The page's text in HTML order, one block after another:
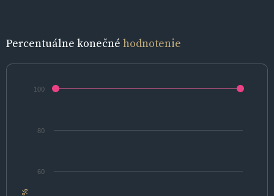
Percentuálne konečné hodnotenie
%
60
80
100